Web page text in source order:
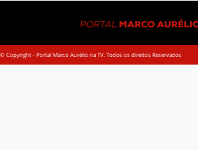
© Copyright - Portal Marco Aurélio na TV. Todos os direitos Reservados